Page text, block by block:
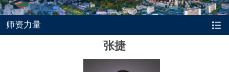
师资力量
张捷